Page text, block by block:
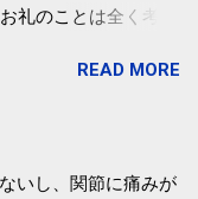
礼のことは全く考え
の目的は......。 総務
READ MORE
いし、関節に痛みが